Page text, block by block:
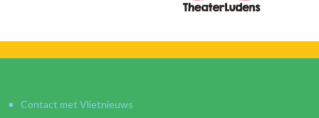
Contact met Vlietnieuws